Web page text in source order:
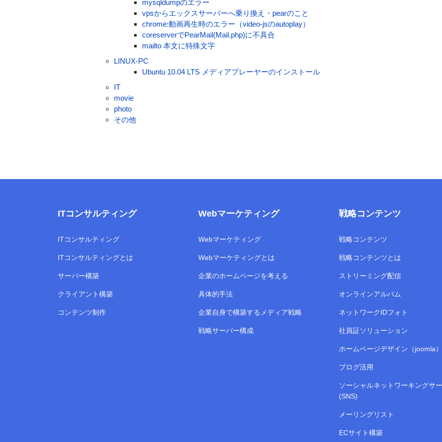
mysqldumpのエラー
vpsからエックスサーバーへ乗り換え・pearのこと
chrome:動画再生時のエラー（video-jsのautoplay）
coreserverでPearMail(Mail.php)に不具合
mailto 本文に特殊文字
LINUX-PC
Ubuntu 10.04 LTS メディアプレーヤーのインストール
IT
movie
photo
その他
ITコンサルティング
ITコンサルティング
ITコンサルティングとは
サーバー構築
クライアント構築
コンテンツ制作
Webマーケティング
Webマーケティング
Webマーケティングとは
企業のホームページを考える
具体的手法
企業自身で構築するメディア戦略
戦略サーバー構成
戦略コンテンツ
戦略コンテンツ
戦略コンテンツとは
ストリーミング配信
オンラインアルバム
ネットワークIDフォト
社員証ソリューション
ホームページデザイン（joomla）
ブログ活用
ソーシャルネットワーキングサ
(SNS)
メーリングリスト
ECサイト構築